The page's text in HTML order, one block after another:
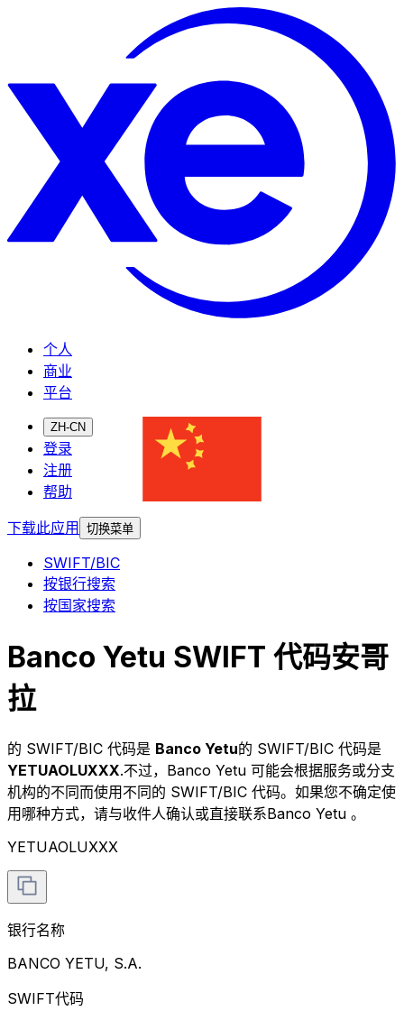
个人
商业
平台
ZH-CN
登录
注册
帮助
下载此应用
切换菜单
SWIFT/BIC
按银行搜索
按国家搜索
Banco Yetu SWIFT 代码安哥
拉
的 SWIFT/BIC 代码是 Banco Yetu的 SWIFT/BIC 代码是
YETUAOLUXXX.不过，Banco Yetu 可能会根据服务或分支
机构的不同而使用不同的 SWIFT/BIC 代码。如果您不确定使
用哪种方式，请与收件人确认或直接联系Banco Yetu 。
YETUAOLUXXX
银行名称
BANCO YETU, S.A.
SWIFT代码